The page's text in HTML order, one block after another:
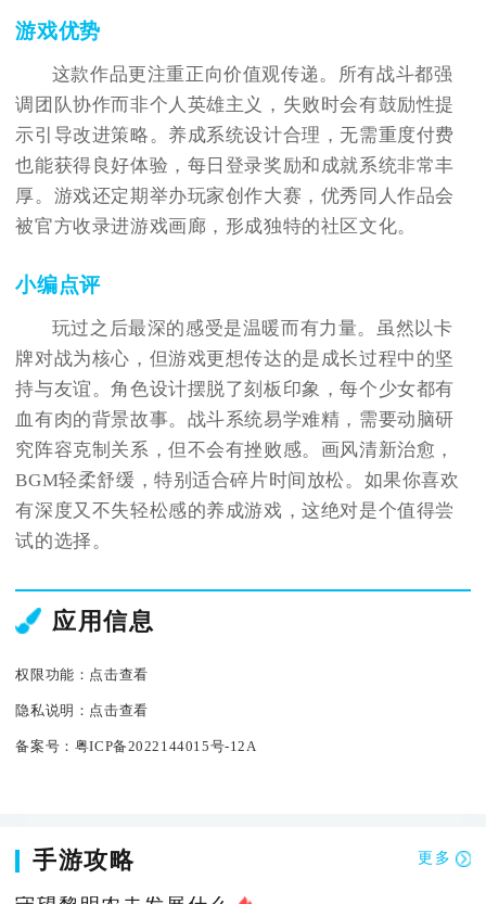
游戏优势
这款作品更注重正向价值观传递。所有战斗都强
调团队协作而非个人英雄主义，失败时会有鼓励性提
示引导改进策略。养成系统设计合理，无需重度付费
也能获得良好体验，每日登录奖励和成就系统非常丰
厚。游戏还定期举办玩家创作大赛，优秀同人作品会
被官方收录进游戏画廊，形成独特的社区文化。
小编点评
玩过之后最深的感受是温暖而有力量。虽然以卡
牌对战为核心，但游戏更想传达的是成长过程中的坚
持与友谊。角色设计摆脱了刻板印象，每个少女都有
血有肉的背景故事。战斗系统易学难精，需要动脑研
究阵容克制关系，但不会有挫败感。画风清新治愈，
BGM轻柔舒缓，特别适合碎片时间放松。如果你喜欢
有深度又不失轻松感的养成游戏，这绝对是个值得尝
试的选择。
应用信息
权限功能： 点击查看
隐私说明： 点击查看
备案号： 粤ICP备2022144015号-12A
手游攻略 更多